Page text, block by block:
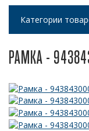
Категории
РАМКА -